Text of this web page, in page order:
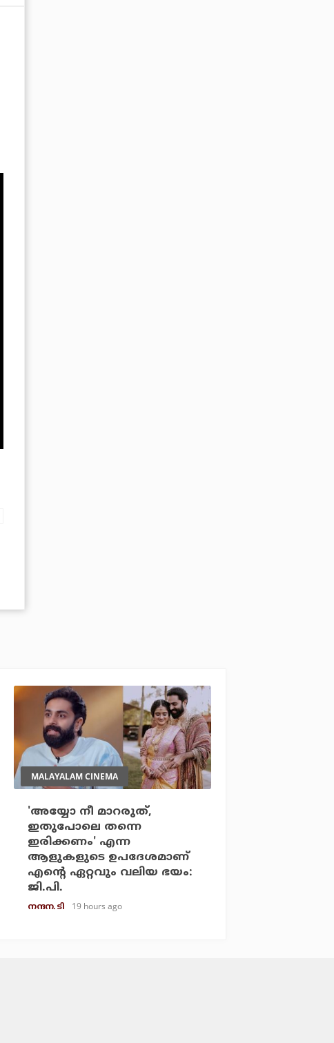
MALAYALAM CINEMA
'അയ്യോ നീ മാറരുത്,
ഇതുപോലെ തന്നെ
ഇരിക്കണം' എന്ന
ആളുകളുടെ ഉപദേശമാണ്
എന്റെ ഏറ്റവും വലിയ ഭയം:
ജി.പി.
നന്ദന. ടി 19 hours ago